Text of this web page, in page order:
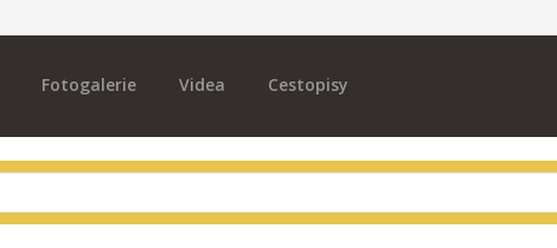
Fotogalerie Videa Cestopisy